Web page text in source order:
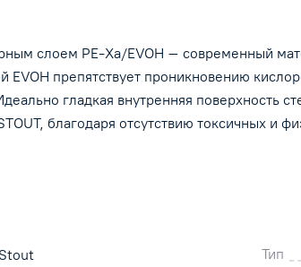
благодаря
вредных
слоем PE-Xa/EVOH – современный
EVOH препятствует проникновению
гладкая внутренняя поверхность
благодаря отсутствию токсичных и
Stout Тип